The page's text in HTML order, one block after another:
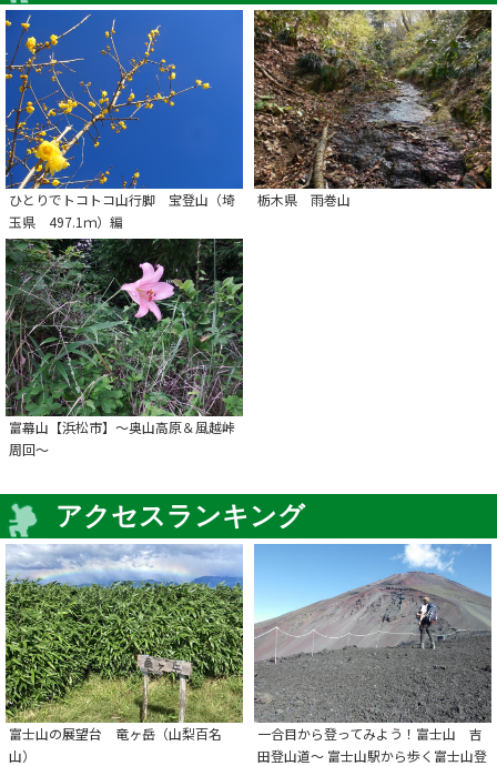
ひとりでトコトコ山行脚 宝登山（埼
玉県 497.1ｍ）編
栃木県 雨巻山
富幕山【浜松市】～奥山高原＆風越峠
周回～
アクセスランキング
富士山の展望台 竜ヶ岳（山梨百名
山）
一合目から登ってみよう！富士山 吉
田登山道～ 富士山駅から歩く富士山登